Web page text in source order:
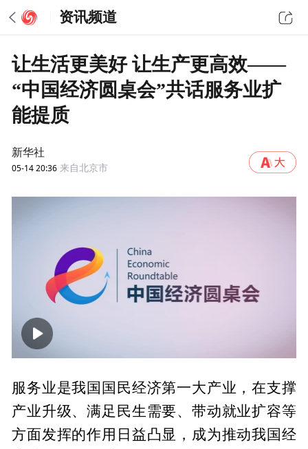
资讯频道
让生活更美好 让生产更高效——
“中国经济圆桌会”共话服务业扩
能提质
新华社
05-14 20:36 来自北京市
00:00
服务业是我国国民经济第一大产业，在支撑
产业升级、满足民生需要、带动就业扩容等
方面发挥的作用日益凸显，成为推动我国经